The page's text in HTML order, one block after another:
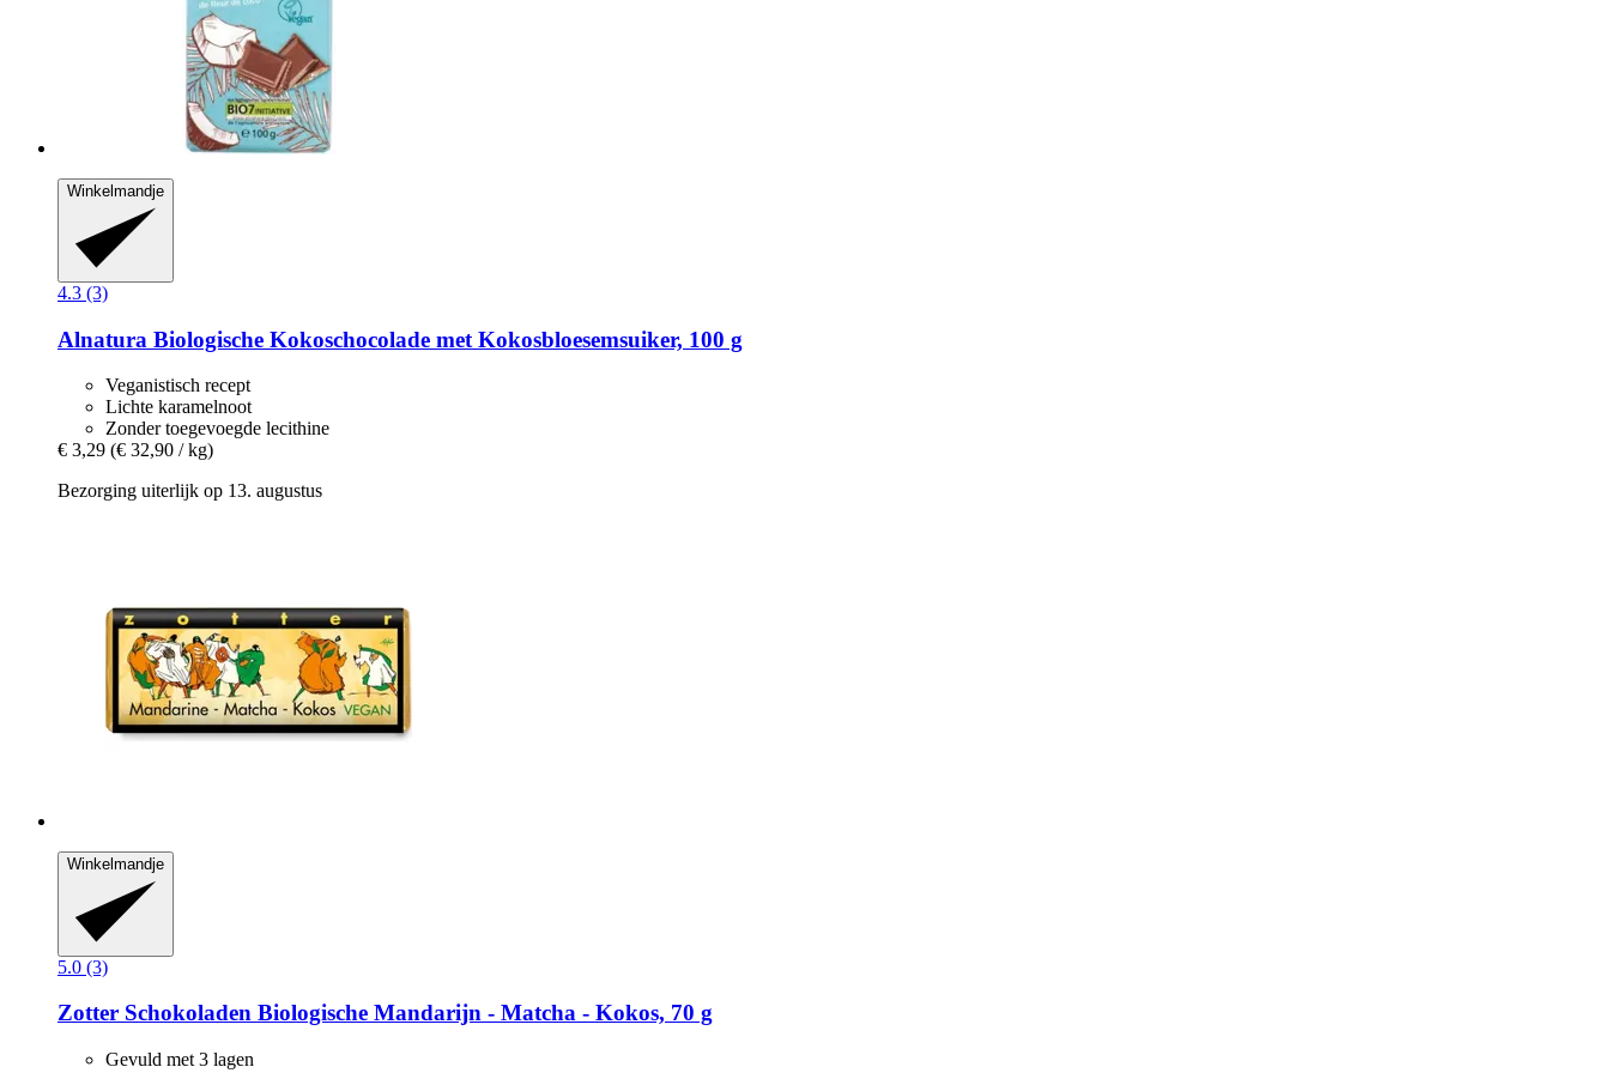
Winkelmandje
4.3 (3)
Alnatura Biologische Kokoschocolade met Kokosbloesemsuiker, 100 g
Veganistisch recept
Lichte karamelnoot
Zonder toegevoegde lecithine
€ 3,29 (€ 32,90 / kg)
Bezorging uiterlijk op 13. augustus
Winkelmandje
5.0 (3)
Zotter Schokoladen Biologische Mandarijn -​ Matcha -​ Kokos, 70 g
Gevuld met 3 lagen